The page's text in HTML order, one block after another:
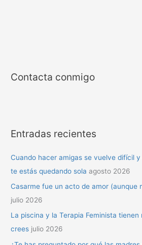
Contacta conmigo
Entradas recientes
Cuando hacer amigas se vuelve difícil
te estás quedando sola agosto 2026
Casarme fue un acto de amor (aunque
julio 2026
La piscina y la Terapia Feminista
crees julio 2026